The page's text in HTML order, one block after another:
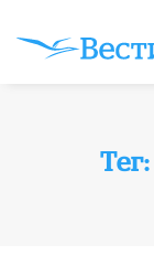
Тег: